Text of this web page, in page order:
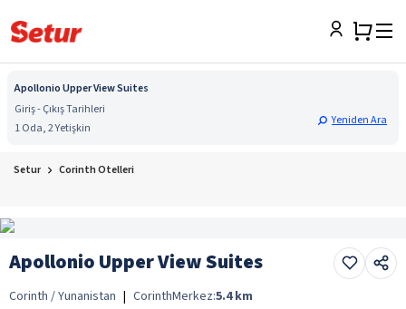
Apollonio Upper View Suites
Giriş - Çıkış Tarihleri
1 Oda, 2 Yetişkin
Yeniden Ara
Setur Corinth Otelleri
Apollonio Upper View Suites
Corinth / Yunanistan | CorinthMerkez:5.4 km